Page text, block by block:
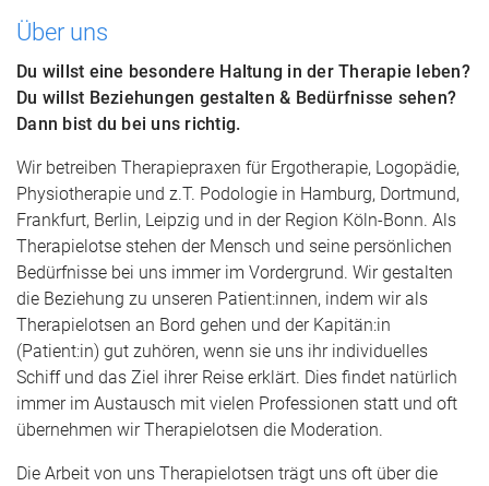
Über uns
Du willst eine besondere Haltung in der Therapie leben?
Du willst Beziehungen gestalten & Bedürfnisse sehen?
Dann bist du bei uns richtig.
Wir betreiben Therapiepraxen für Ergotherapie, Logopädie,
Physiotherapie und z.T. Podologie in Hamburg, Dortmund,
Frankfurt, Berlin, Leipzig und in der Region Köln-Bonn. Als
Therapielotse stehen der Mensch und seine persönlichen
Bedürfnisse bei uns immer im Vordergrund. Wir gestalten
die Beziehung zu unseren Patient:innen, indem wir als
Therapielotsen an Bord gehen und der Kapitän:in
(Patient:in) gut zuhören, wenn sie uns ihr individuelles
Schiff und das Ziel ihrer Reise erklärt. Dies findet natürlich
immer im Austausch mit vielen Professionen statt und oft
übernehmen wir Therapielotsen die Moderation.
Die Arbeit von uns Therapielotsen trägt uns oft über die